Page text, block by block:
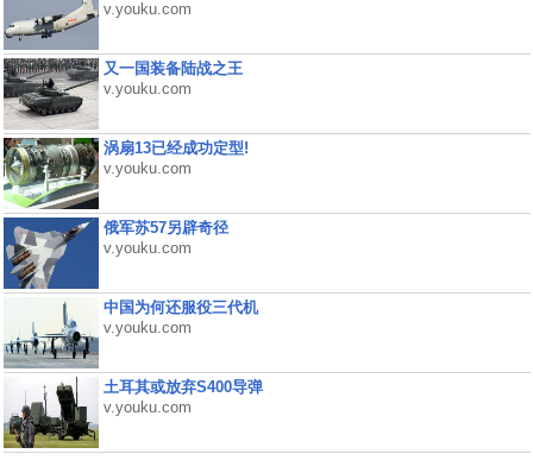
v.youku.com
又一国装备陆战之王
v.youku.com
涡扇13已经成功定型!
v.youku.com
俄军苏57另辟奇径
v.youku.com
中国为何还服役三代机
v.youku.com
土耳其或放弃S400导弹
v.youku.com